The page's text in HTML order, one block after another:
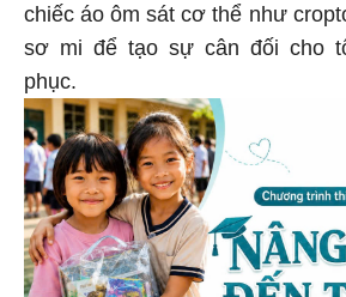
chiếc áo ôm sát cơ thể như
sơ mi để tạo sự cân đối cho
phục.